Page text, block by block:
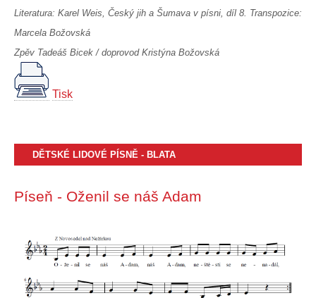
Literatura: Karel Weis, Český jih a Šumava v písni, díl 8. Transpozice:
Marcela Božovská
Zpěv Tadeáš Bicek / doprovod Kristýna Božovská
Tisk
DĚTSKÉ LIDOVÉ PÍSNĚ - BLATA
Píseň - Oženil se náš Adam